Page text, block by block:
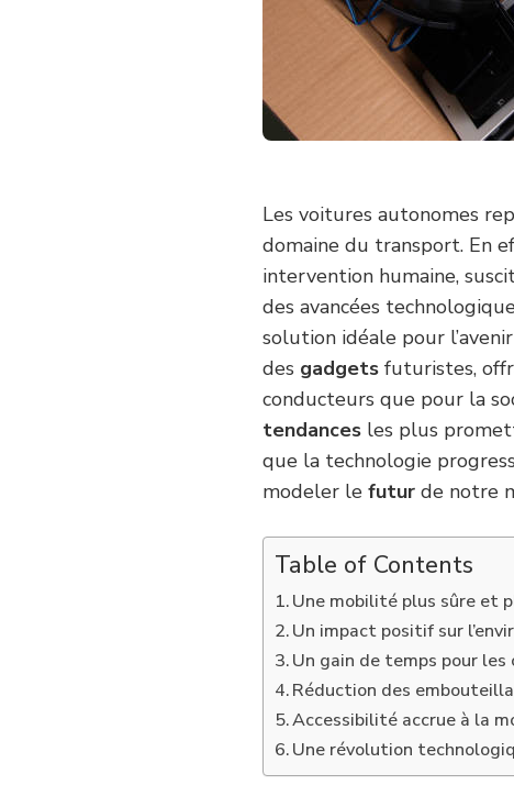
Les voitures autonomes
domaine du transport. En
intervention humaine,
des avancées
solution idéale pour
des gadgets futuristes,
conducteurs que pour la
tendances les plus
que la technologie
modeler le futur de notre
Table of Contents
Une mobilité plus sûre et
Un impact positif sur
Un gain de temps pour les
Réduction des
Accessibilité accrue à la
Une révolution